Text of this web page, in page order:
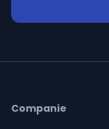
Companie